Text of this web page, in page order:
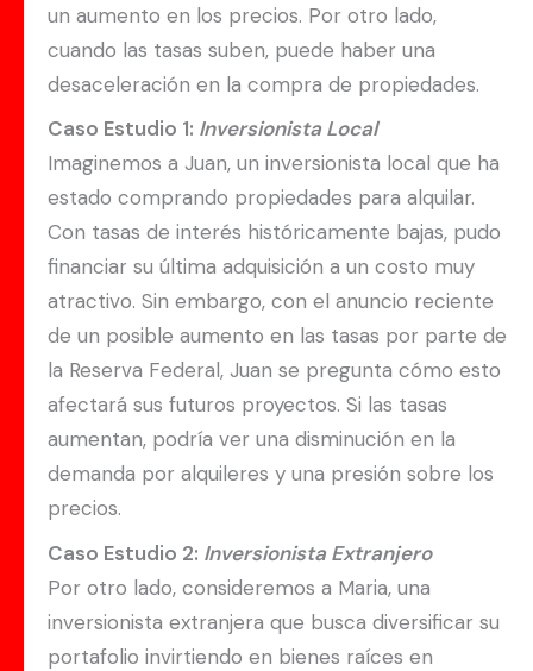
un aumento en los precios. Por otro lado,
cuando las tasas suben, puede haber una
desaceleración en la compra de propiedades.
Caso Estudio 1: Inversionista Local
Imaginemos a Juan, un inversionista local que ha
estado comprando propiedades para alquilar.
Con tasas de interés históricamente bajas, pudo
financiar su última adquisición a un costo muy
atractivo. Sin embargo, con el anuncio reciente
de un posible aumento en las tasas por parte de
la Reserva Federal, Juan se pregunta cómo esto
afectará sus futuros proyectos. Si las tasas
aumentan, podría ver una disminución en la
demanda por alquileres y una presión sobre los
precios.
Caso Estudio 2: Inversionista Extranjero
Por otro lado, consideremos a Maria, una
inversionista extranjera que busca diversificar su
portafolio invirtiendo en bienes raíces en